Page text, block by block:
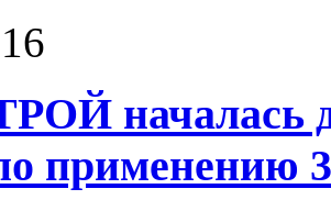
началась
применению